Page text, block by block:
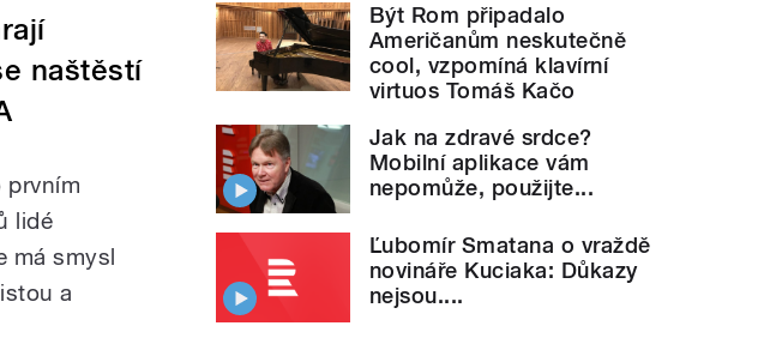
naštěstí
prvním
lidé
má smysl
a
Být Rom připadalo
Američanům neskutečně
cool, vzpomíná klavírní
virtuos Tomáš Kačo
Jak na zdravé srdce?
Mobilní aplikace vám
nepomůže, použijte...
Ľubomír Smatana o vraždě
novináře Kuciaka: Důkazy
nejsou....